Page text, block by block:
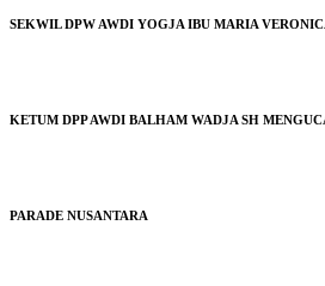
SEKWIL DPW AWDI YOGJA IBU MARIA
KETUM DPP AWDI BALHAM WADJA SH
PARADE NUSANTARA